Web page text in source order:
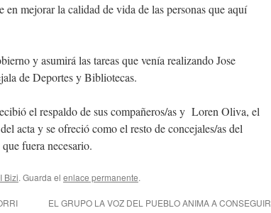
en mejorar la calidad de vida de las personas que aquí
y asumirá las tareas que venía realizando Jose
de Deportes y Bibliotecas.
el respaldo de sus compañeros/as y Loren Oliva, el
acta y se ofreció como el resto de concejales/as del
fuera necesario.
Bizi. Guarda el enlace permanente.
EL GRUPO LA VOZ DEL PUEBLO ANIMA A CONSEGUIR